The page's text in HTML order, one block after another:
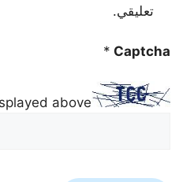
تعليقي.
Captcha
*
above: